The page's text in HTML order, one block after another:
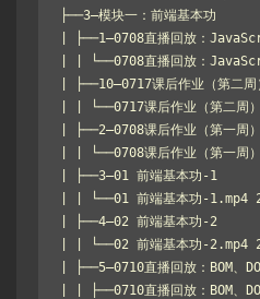
├──3–模块一：前端基本功
| ├──1–0708直播回放：
| | └──0708直播回放：
| ├──10–0717课后作业（第二周
| | └──0717课后作业（第二
| ├──2–0708课后作业（第一周
| | └──0708课后作业（第一
| ├──3–01 前端基本功-1
| | └──01 前端基本功-1.mp4
| ├──4–02 前端基本功-2
| | └──02 前端基本功-2.mp4
| ├──5–0710直播回放：BOM、
| | ├──0710直播回放：BOM、